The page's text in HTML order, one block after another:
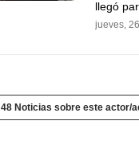
llegó
jueves,
48 Noticias sobre este actor/